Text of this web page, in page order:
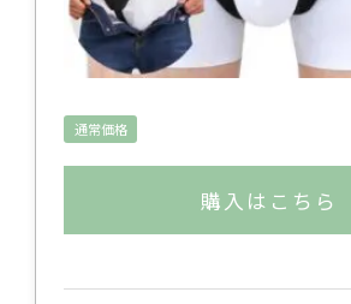
通常価格
購入はこちら